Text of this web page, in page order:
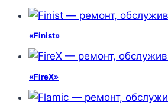
«Finist»
«FireX»